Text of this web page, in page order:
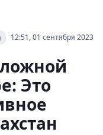
12:51, 01 сентября 2023
Это